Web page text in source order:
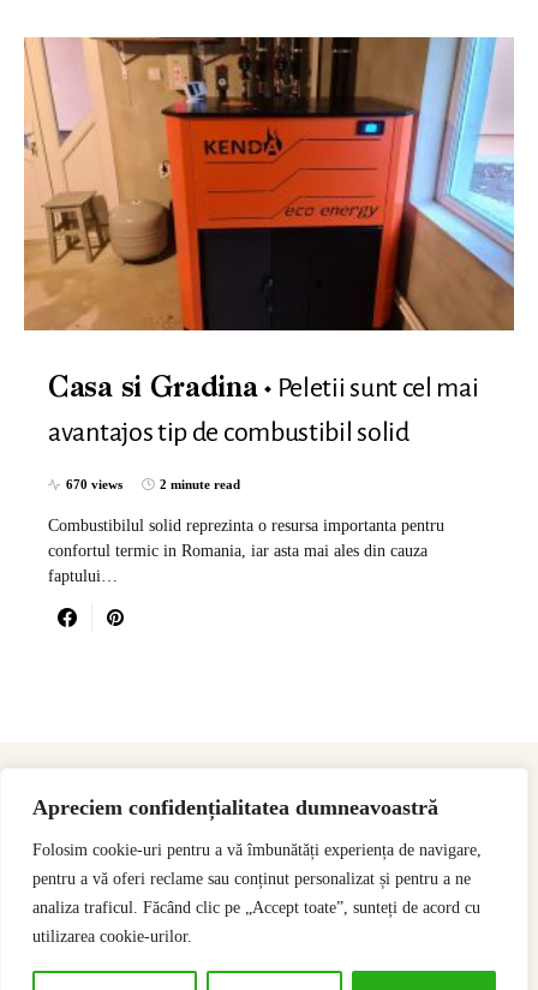
Apreciem confidențialitatea dumneavoastră
Folosim cookie-uri pentru a vă îmbunătăți experiența de navigare,
pentru a vă oferi reclame sau conținut personalizat și pentru a ne
analiza traficul. Făcând clic pe „Accept toate”, sunteți de acord cu
utilizarea cookie-urilor.
Casa si Gradina
Peletii sunt cel mai
avantajos tip de combustibil solid
670 views 2 minute read
Combustibilul solid reprezinta o resursa importanta pentru
confortul termic in Romania, iar asta mai ales din cauza
faptului…